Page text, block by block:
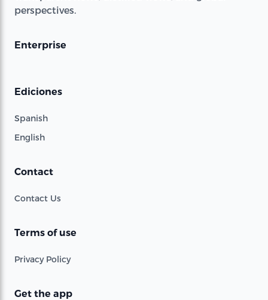
perspectives.
Enterprise
Ediciones
Spanish
English
Contact
Contact Us
Terms of use
Privacy Policy
Get the app